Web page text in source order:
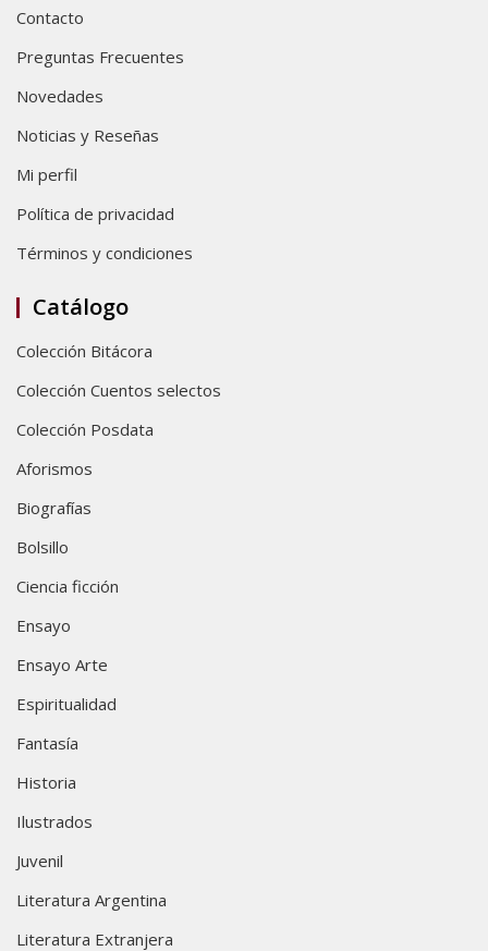
Contacto
Preguntas Frecuentes
Novedades
Noticias y Reseñas
Mi perfil
Política de privacidad
Términos y condiciones
Catálogo
Colección Bitácora
Colección Cuentos selectos
Colección Posdata
Aforismos
Biografías
Bolsillo
Ciencia ficción
Ensayo
Ensayo Arte
Espiritualidad
Fantasía
Historia
Ilustrados
Juvenil
Literatura Argentina
Literatura Extranjera